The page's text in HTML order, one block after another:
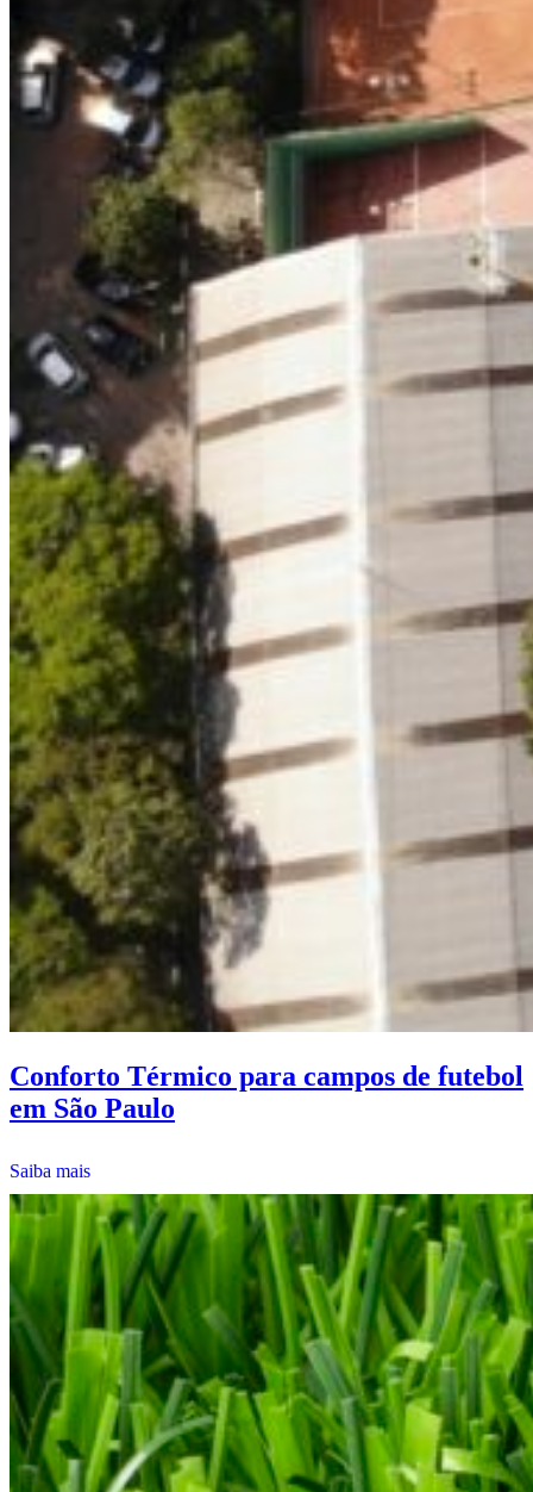
Conforto Térmico para campos de futebol
em São Paulo
Saiba mais